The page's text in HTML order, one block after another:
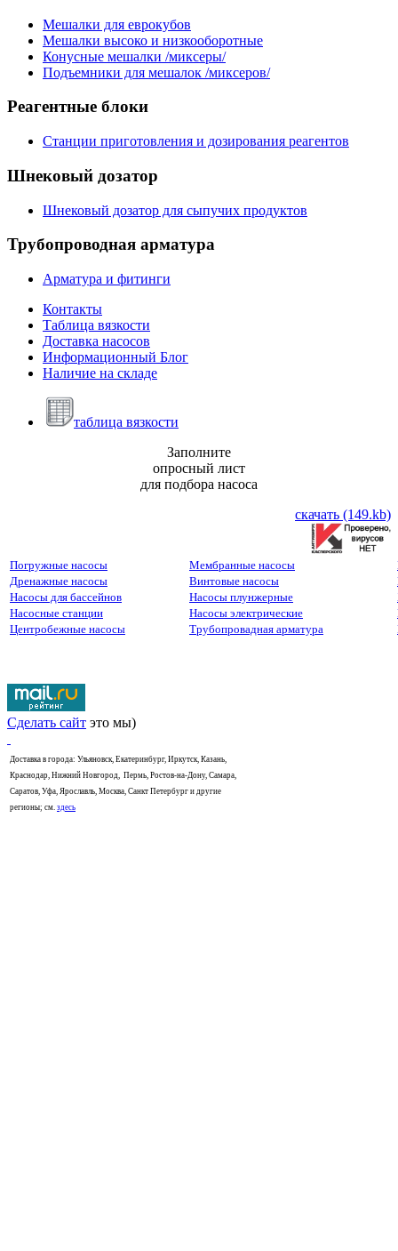
Мешалки для еврокубов
Мешалки высоко и низкооборотные
Конусные мешалки /миксеры/
Подъемники для мешалок /миксеров/
Реагентные блоки
Станции приготовления и дозирования реагентов
Шнековый дозатор
Шнековый дозатор для сыпучих продуктов
Трубопроводная арматура
Арматура и фитинги
Контакты
Таблица вязкости
Доставка насосов
Информационный Блог
Наличие на складе
таблица вязкости
Заполните
опросный лист
для подбора насоса
скачать (149.kb)
Погружные насосы
Дренажные насосы
Насосы для бассейнов
Насосные станции
Центробежные насосы
Мембранные насосы
Винтовые насосы
Насосы плунжерные
Насосы электрические
Трубопровадная арматура
Сделать сайт это мы)
Доставка в города: Ульяновск, Екатеринбург, Иркутск, Казань,
Краснодар, Нижний Новгород, Пермь, Ростов-на-Дону, Самара,
Саратов, Уфа, Ярославль, Москва, Санкт Петербург и другие
регионы; см. здесь